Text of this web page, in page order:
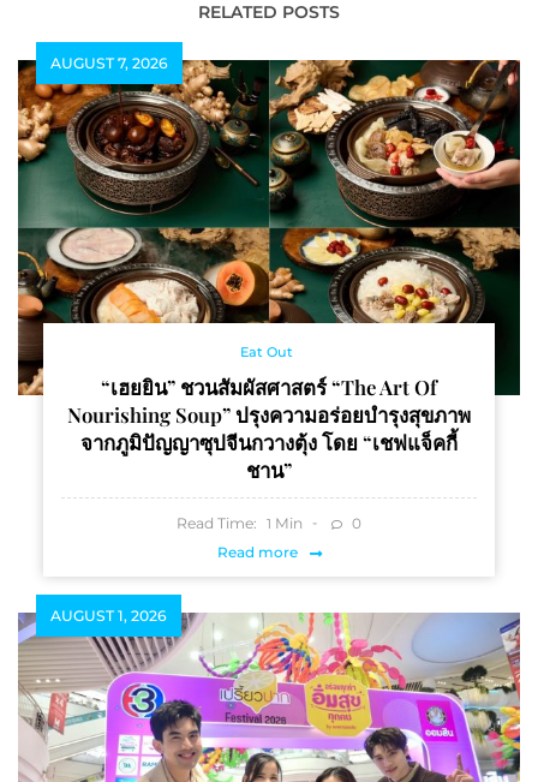
RELATED POSTS
AUGUST 7, 2026
Eat Out
“เฮยยิน” ชวนสัมผัสศาสตร์ “The Art Of
Nourishing Soup” ปรุงความอร่อยบำรุงสุขภาพ
จากภูมิปัญญาซุปจีนกวางตุ้ง โดย “เชฟแจ็คกี้
ชาน”
Read Time: 1 Min
0
Read more
AUGUST 1, 2026